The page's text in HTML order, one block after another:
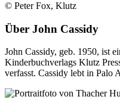
© Peter Fox, Klutz
Über John Cassidy
John Cassidy, geb. 1950, ist
Kinderbuchverlags Klutz
verfasst. Cassidy lebt in Palo